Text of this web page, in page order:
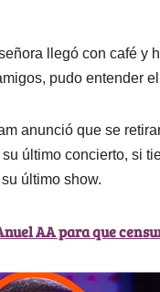
llegó con café y
pudo entender
anunció que se
último concierto, si
último show.
AA para que